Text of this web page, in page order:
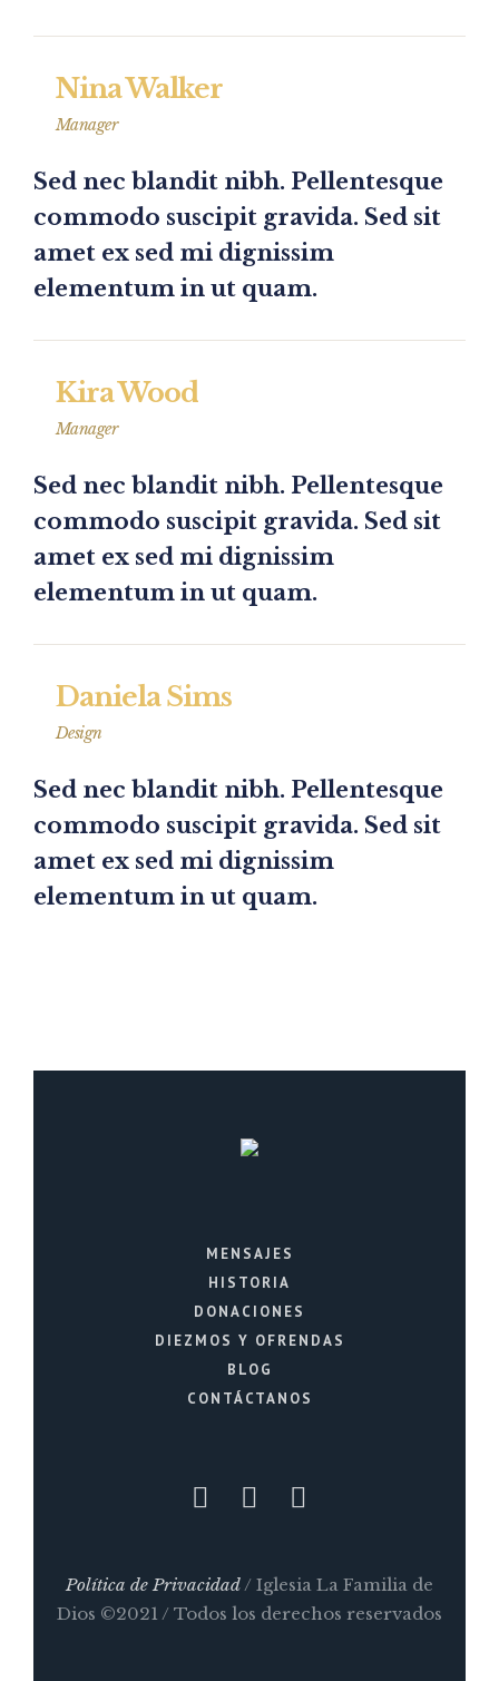
Nina Walker
Manager
Sed nec blandit nibh. Pellentesque
commodo suscipit gravida. Sed sit
amet ex sed mi dignissim
elementum in ut quam.
Kira Wood
Manager
Sed nec blandit nibh. Pellentesque
commodo suscipit gravida. Sed sit
amet ex sed mi dignissim
elementum in ut quam.
Daniela Sims
Design
Sed nec blandit nibh. Pellentesque
commodo suscipit gravida. Sed sit
amet ex sed mi dignissim
elementum in ut quam.
MENSAJES
HISTORIA
DONACIONES
DIEZMOS Y OFRENDAS
BLOG
CONTÁCTANOS
Política de Privacidad/ Iglesia La Familia de
Dios ©2021 / Todos los derechos reservados